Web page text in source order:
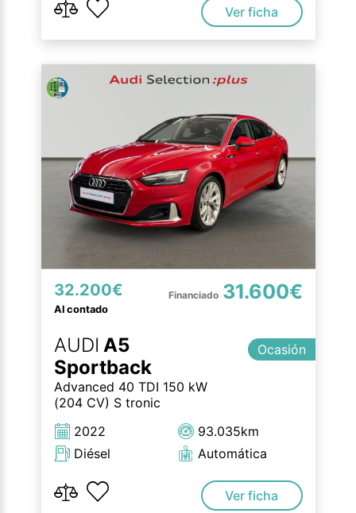
Ver ficha
32.200€
Al contado
31.600€
AUDI A5
Sportback
Advanced 40 TDI 150 kW
(204 CV) S tronic
Ocasión
2022
Diésel
93.035km
Automática
Ver ficha